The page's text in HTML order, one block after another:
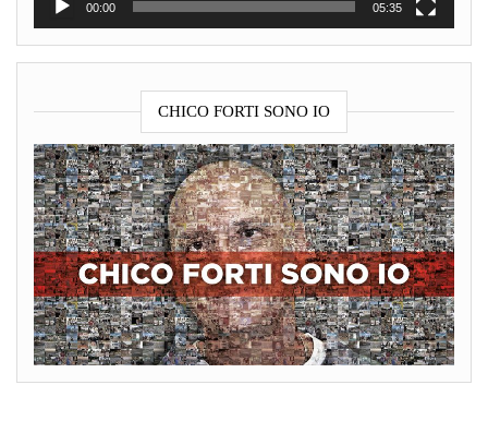
00:00 05:35
CHICO FORTI SONO IO